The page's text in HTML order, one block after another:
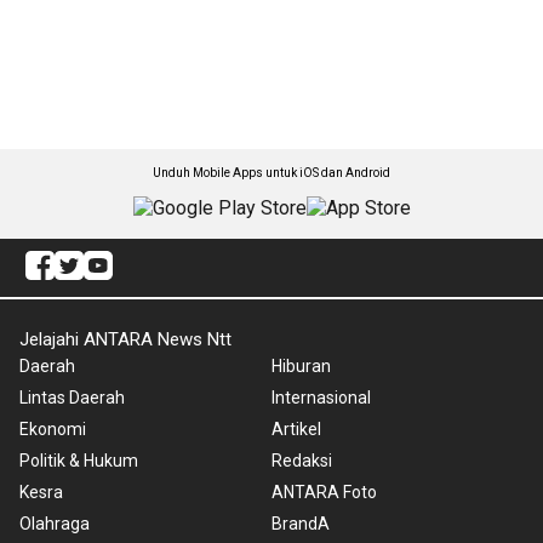
Unduh Mobile Apps untuk iOS dan Android
Jelajahi ANTARA News Ntt
Daerah
Lintas Daerah
Ekonomi
Politik & Hukum
Kesra
Olahraga
Hiburan
Internasional
Artikel
Redaksi
ANTARA Foto
BrandA